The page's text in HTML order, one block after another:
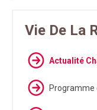
Vie De La
Actualité
Programme